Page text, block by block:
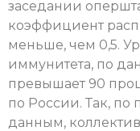
заседании
коэффициент
меньше, чем 0,5.
иммунитета, по
превышает 90
по России. Так,
данным,